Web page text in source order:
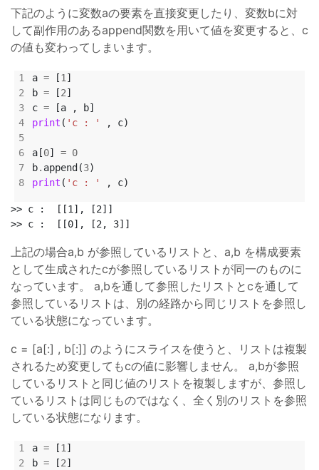
下記のように変数aの要素を直接変更したり、変数bに対
して副作用のあるappend関数を用いて値を変更すると、c
の値も変わってしまいます。
1
2
3
4
5
6
7
8
a = [1
b = [2
c =
print ( 'c : '
a[0] = 0
b. append(3
print ( 'c : '
>> c :  [[1], [2]]
上記の場合a,b が参照しているリストと、a,b を構成要素
として生成されたcが参照しているリストが同一のものに
なっています。 a,bを通して参照したリストとcを通して
参照しているリストは、別の経路から同じリストを参照し
ている状態になっています。
c = [a[:] , b[:]] のようにスライスを使うと、リストは複製
されるため変更してもcの値に影響しません。 a,bが参照
しているリストと同じ値のリストを複製しますが、参照し
ているリストは同じものではなく、全く別のリストを参照
している状態になります。
1
2
a = [1
b = [2